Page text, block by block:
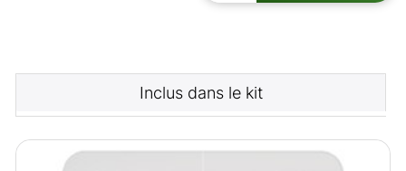
Inclus dans le kit